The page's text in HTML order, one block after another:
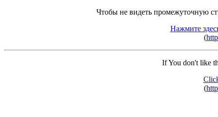
Чтобы не видеть промежуточную
Нажмите
(
If You don't like
(